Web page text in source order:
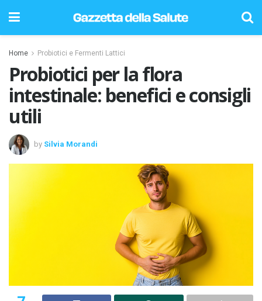
Home Probiotici e Fermenti Lattici
Probiotici per la flora
intestinale: benefici e consigli
utili
by Silvia Morandi